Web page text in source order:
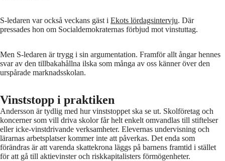
S-ledaren var också veckans gäst i Ekots lördagsintervju. Där
pressades hon om Socialdemokraternas förbjud mot vinstuttag.
Men S-ledaren är trygg i sin argumentation. Framför allt ångar hennes
svar av den tillbakahållna ilska som många av oss känner över den
urspårade marknadsskolan.
Vinststopp i praktiken
Andersson är tydlig med hur vinststoppet ska se ut. Skolföretag och
koncerner som vill driva skolor får helt enkelt omvandlas till stiftelser
eller icke-vinstdrivande verksamheter. Elevernas undervisning och
lärarnas arbetsplatser kommer inte att påverkas. Det enda som
förändras är att varenda skattekrona läggs på barnens framtid i stället
för att gå till aktievinster och riskkapitalisters förmögenheter.